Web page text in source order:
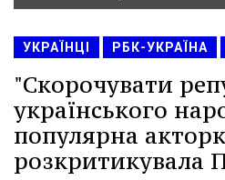
УКРАЇНЦІ РБК-УКРАЇНА
"Скорочувати
українського
популярна
розкритикувала